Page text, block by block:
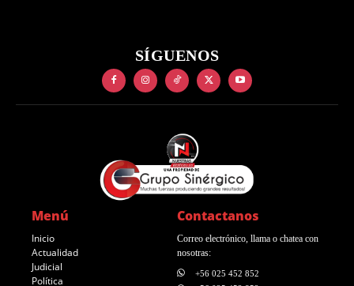
SÍGUENOS
Menú
Inicio
Actualidad
Judicial
Política
Contactanos
Correo electrónico, llama o chatea con
nosotras:
+56 025 452 852